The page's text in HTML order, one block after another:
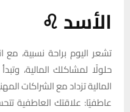
الأسد ♌
تشعر اليوم براحة نسبية، مع
حلولًا لمشاكلك المالية،
المالية تزداد مع الشراكات
عاطفيًا: علاقتك العاطفية